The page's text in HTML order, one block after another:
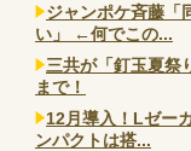
ジャンポケ斉藤「
い」 ←何でこの...
三共が「釘玉夏祭
まで！
12月導入！Lゼー
ンパクトは搭...